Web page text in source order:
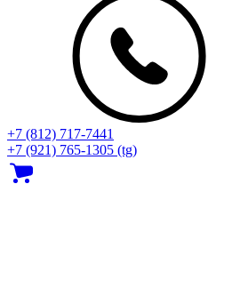
+7 (812) 717‑7441
+7 (921) 765-1305 (tg)